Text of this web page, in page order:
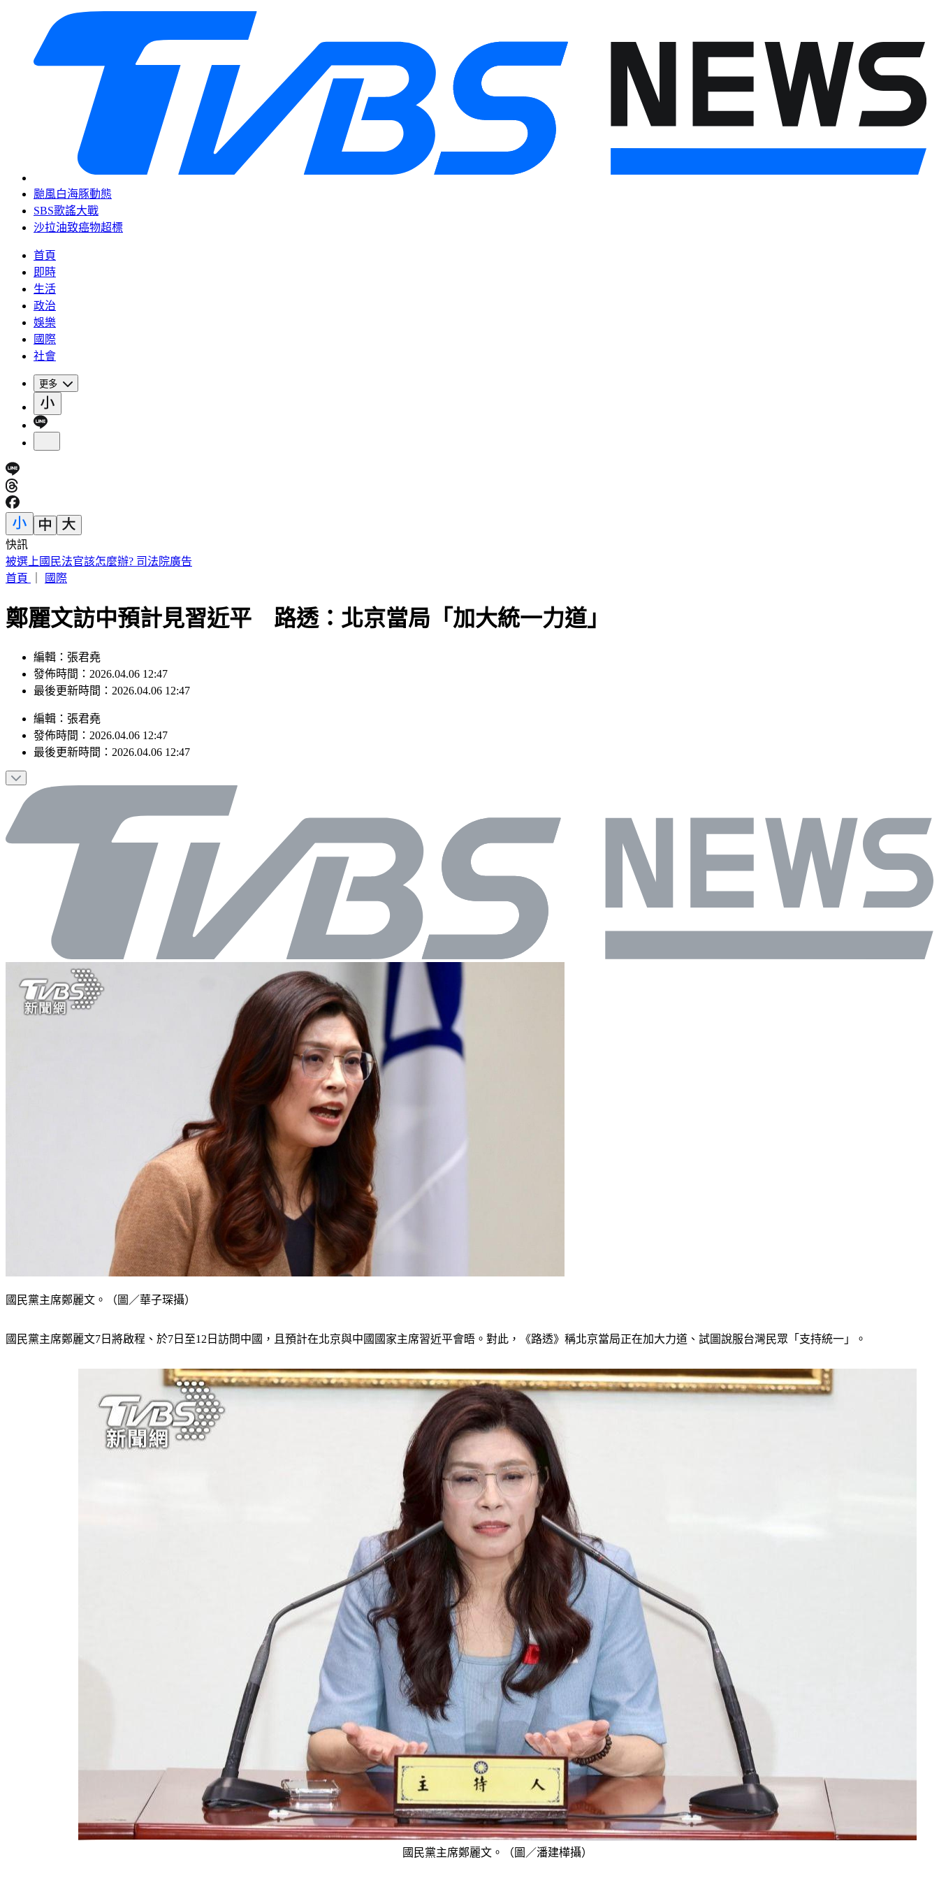
颱風白海豚動態
SBS歌謠大戰
沙拉油致癌物超標
首頁
即時
生活
政治
娛樂
國際
社會
更多
快訊
被選上國民法官該怎麼辦? 司法院廣告
首頁
國際
鄭麗文訪中預計見習近平 路透：北京當局「加大統一力道」
編輯：張君堯
發佈時間：2026.04.06 12:47
最後更新時間：2026.04.06 12:47
編輯 ： 張君堯
發佈時間： 2026.04.06 12:47
最後更新時間： 2026.04.06 12:47
國民黨主席鄭麗文。（圖／華子琛攝）
國民黨主席鄭麗文7日將啟程、於7日至12日訪問中國，且預計在北京與中國國家主席習近平會晤。對此，《路透》稱北京當局正在加大力道、試圖說服台灣民眾「支持統一」。
國民黨主席鄭麗文。（圖／潘建樺攝）